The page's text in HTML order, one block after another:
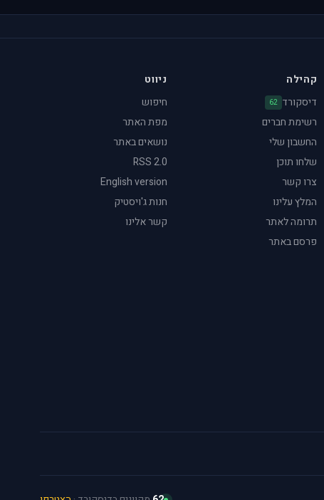
קהילה
דיסקורד 62
רשימת חברים
החשבון שלי
שלחו תוכן
צרו קשר
המלץ עלינו
תרומה לאתר
פרסם באתר
ניווט
חיפוש
מפת האתר
נושאים באתר
RSS 2.0
English version
חנות ג'ויסטיק
קשר אלינו